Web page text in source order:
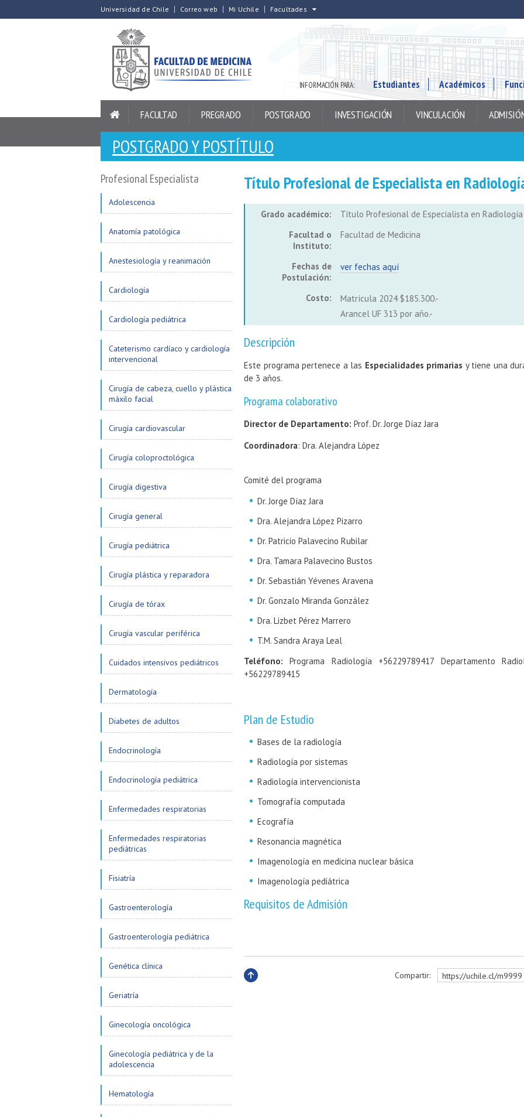
Universidad de Chile Correo web Mi Uchile Facultades
INFORMACIÓN PARA: Estudiantes Académicos
FACULTAD PREGRADO POSTGRADO INVESTIGACIÓN VINCULACIÓN
POSTGRADO Y POSTÍTULO
Profesional Especialista
Adolescencia
Anatomía patológica
Anestesiología y reanimación
Cardiología
Cardiología pediátrica
Cateterismo cardíaco y cardiología
intervencional
Cirugía de cabeza, cuello y plástica
máxilo facial
Cirugía cardiovascular
Cirugía coloproctológica
Cirugía digestiva
Cirugía general
Cirugía pediátrica
Cirugía plástica y reparadora
Cirugía de tórax
Cirugía vascular periférica
Cuidados intensivos pediátricos
Dermatología
Diabetes de adultos
Endocrinología
Endocrinología pediátrica
Enfermedades respiratorias
Enfermedades respiratorias
pediátricas
Fisiatría
Gastroenterología
Gastroenterología pediátrica
Genética clínica
Geriatría
Ginecología oncológica
Ginecología pediátrica y de la
adolescencia
Hematología
Título Profesional de Especialista en
Grado académico:
Título Profesional de Especialista en Radiología
Facultad o
Instituto:
Facultad de Medicina
Fechas de
Postulación:
ver fechas aquí
Costo:
Matrícula 2024 $185.300.-
Arancel UF 313 por año.-
Descripción
Este programa pertenece a las Especialidades primarias y tiene una
de 3 años.
Programa colaborativo
Director de Departamento: Prof. Dr. Jorge Díaz Jara
Coordinadora: Dra. Alejandra López
Comité del programa
Dr. Jorge Díaz Jara
Dra. Alejandra López Pizarro
Dr. Patricio Palavecino Rubilar
Dra. Tamara Palavecino Bustos
Dr. Sebastián Yévenes Aravena
Dr. Gonzalo Miranda González
Dra. Lizbet Pérez Marrero
T.M. Sandra Araya Leal
Teléfono: Programa Radiología +56229789417 Departamento
+56229789415
Plan de Estudio
Bases de la radiología
Radiología por sistemas
Radiología intervencionista
Tomografía computada
Ecografía
Resonancia magnética
Imagenología en medicina nuclear básica
Imagenología pediátrica
Requisitos de Admisión
Compartir: https://uchile.cl/m9999